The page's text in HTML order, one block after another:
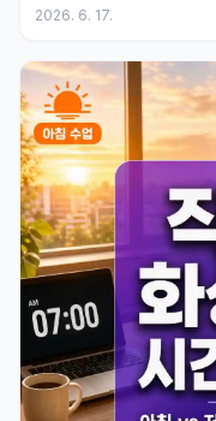
2026. 6. 17.